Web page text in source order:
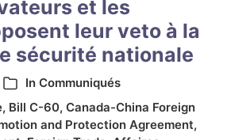
et les
leur veto à la
sécurité nationale
In Communiqués
, Bill C-60, Canada-China Foreign
and Protection Agreement,